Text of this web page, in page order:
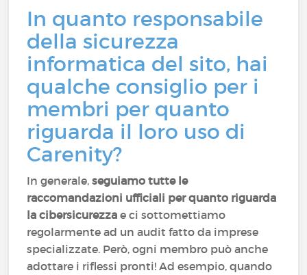
In quanto responsabile
della sicurezza
informatica del sito, hai
qualche consiglio per i
membri per quanto
riguarda il loro uso di
Carenity?
In generale,seguiamo tutte le
raccomandazioni ufficiali per quanto riguarda
la cibersicurezza e ci sottomettiamo
regolarmente ad un audit fatto da imprese
specializzate. Però, ogni membro può anche
adottare i riflessi pronti! Ad esempio, quando